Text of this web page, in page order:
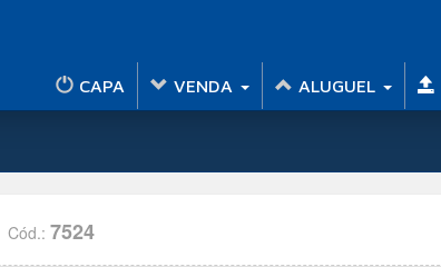
CAPA VENDA ALUGUEL
Cód.: 7524